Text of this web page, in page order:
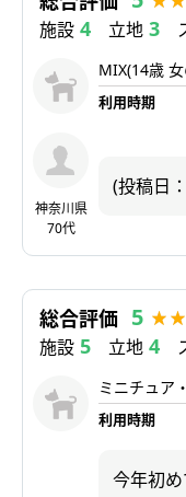
施設 4 立地 3
MIX(14歳
利用時期
神奈川県
70代
(投稿日
総合評価 5
施設 5 立地 4
ミニチュア
利用時期
今年初